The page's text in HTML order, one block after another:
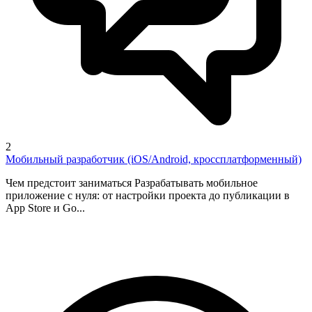
2
Мобильный разработчик (iOS/Android, кроссплатформенный)
Чем предстоит заниматься Разрабатывать мобильное
приложение с нуля: от настройки проекта до публикации в
App Store и Go...